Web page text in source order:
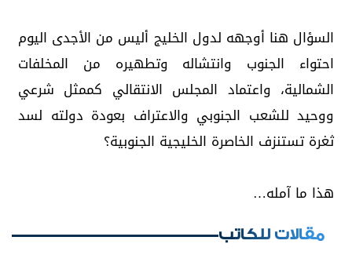
السؤال هنا أوجهه لدول الخليج أليس من الأجدى اليوم
احتواء الجنوب وانتشاله وتطهيره من المخلفات
الشمالية، واعتماد المجلس الانتقالي كممثل شرعي
ووحيد للشعب الجنوبي والاعتراف بعودة دولته لسد
ثغرة تستنزف الخاصرة الخليجية الجنوبية؟
هذا ما آمله…
مقالات للكاتب